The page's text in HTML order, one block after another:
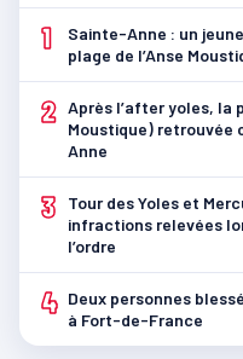
1
Sainte-Anne : un
plage de l’Anse
2 Après l’after yoles, la
Moustique) retrouvée
Anne
3
Tour des Yoles et
infractions relevées
l’ordre
4 Deux personnes
à Fort-de-France